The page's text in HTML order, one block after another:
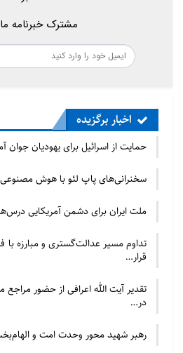
مشترک خبرنامه
اخبار برگزیده
حمایت از اسرائیل برای یهودیان جوان
سخنرانی‌های پاپ لئو با هوش
ملت ایران برای دشمن آمریکایی
تداوم مسیر عدالت‌گستری و مبارزه با
قرار…
تقدیر آیت الله اعرافی از حضور
در…
رهبر شهید محور وحدت امت و